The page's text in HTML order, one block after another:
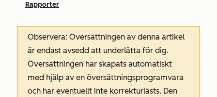
Rapporter
Observera: Översättningen av denna artikel
är endast avsedd att underlätta för dig.
Översättningen har skapats automatiskt
med hjälp av en översättningsprogramvara
och har eventuellt inte korrekturlästs. Den